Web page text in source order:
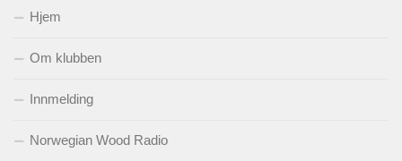
Hjem
Om klubben
Innmelding
Norwegian Wood Radio